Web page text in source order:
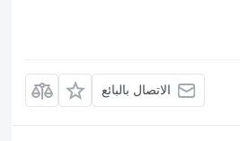
الاتصال بالبائع